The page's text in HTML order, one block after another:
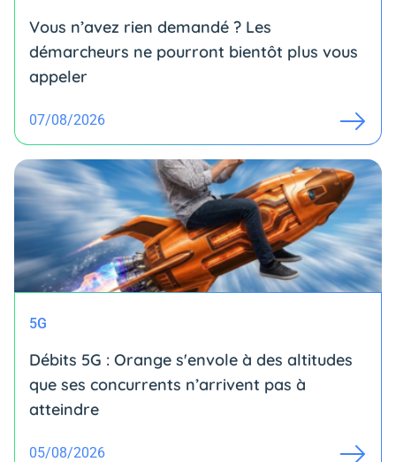
Vous n’avez rien demandé ? Les
démarcheurs ne pourront bientôt plus vous
appeler
07/08/2026
5G
Débits 5G : Orange s'envole à des altitudes
que ses concurrents n’arrivent pas à
atteindre
05/08/2026